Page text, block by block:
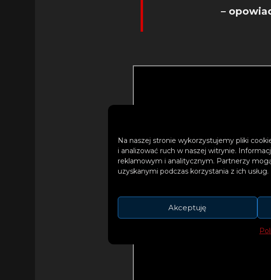
Na naszej stronie wykorzystujemy pliki
i analizować ruch w naszej witrynie.
reklamowym i analitycznym. Partnerzy
uzyskanymi podczas korzystania z ich usług.
Akceptuję
–